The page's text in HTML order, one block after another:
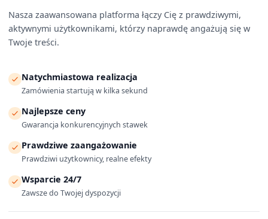
Nasza zaawansowana platforma łączy Cię z prawdziwymi,
aktywnymi użytkownikami, którzy naprawdę angażują się w
Twoje treści.
Natychmiastowa realizacja
Zamówienia startują w kilka sekund
Najlepsze ceny
Gwarancja konkurencyjnych stawek
Prawdziwe zaangażowanie
Prawdziwi użytkownicy, realne efekty
Wsparcie 24/7
Zawsze do Twojej dyspozycji